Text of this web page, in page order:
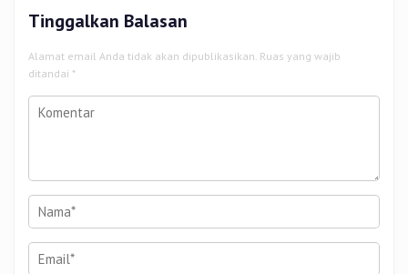
Tinggalkan Balasan
Alamat email Anda tidak akan dipublikasikan. Ruas yang wajib
ditandai *